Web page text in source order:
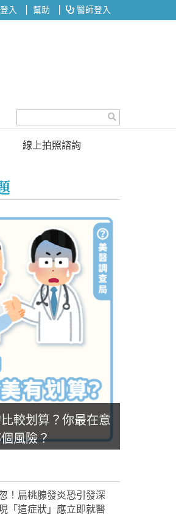
入 幫助 醫師登入
線上拍照諮詢
較划算？你最在意
風險？
！扁桃腺發炎恐引發深
「這症狀」應立即就醫